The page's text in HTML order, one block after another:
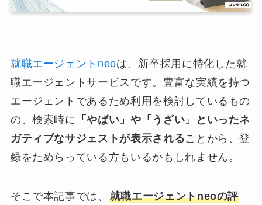
就職エージェントneoは、新卒採用に特化した就
職エージェントサービスです。豊富な実績を持つ
エージェントであるため利用を検討しているもの
の、検索時に
「やばい」や「うざい」といったネ
ガティブなサジェストが表示されることから、登
録をためらっている方もいるかもしれません。
そこで本記事では、 就職エージェントneoの評